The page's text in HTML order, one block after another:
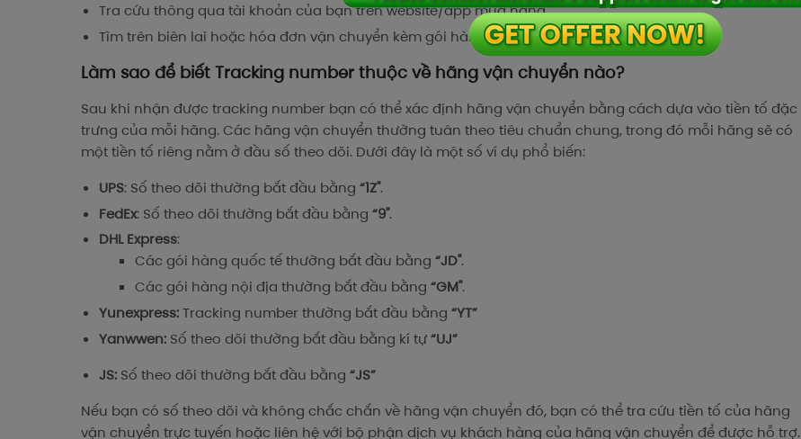
Tra cứu thông qua tài khoản của bạn trên website/app mua hàng.
Tìm trên biên lai hoặc hóa đơn vận chuyển kèm gói hàng.
Làm sao để biết Tracking number thuộc về hãng vận chuyển nào?
Sau khi nhận được tracking number bạn có thể xác định hãng vận chuyển bằng cách dựa vào tiền tố đặc
trưng của mỗi hãng. Các hãng vận chuyển thường tuân theo tiêu chuẩn chung, trong đó mỗi hãng sẽ có
một tiền tố riêng nằm ở đầu số theo dõi. Dưới đây là một số ví dụ phổ biến:
UPS: Số theo dõi thường bắt đầu bằng “1Z".
FedEx: Số theo dõi thường bắt đầu bằng “9".
DHL Express:
Các gói hàng quốc tế thường bắt đầu bằng “JD".
Các gói hàng nội địa thường bắt đầu bằng “GM".
Yunexpress:Tracking number thường bắt đầu bằng “YT”
Yanwwen: Số theo dõi thường bắt đầu bằng kí tự“UJ”
JS: Số theo dõi thường bắt đầu bằng “JS”
Nếu bạn có số theo dõi và không chắc chắn về hãng vận chuyển đó, bạn có thể tra cứu tiền tố của hãng
vận chuyển trực tuyến hoặc liên hệ với bộ phận dịch vụ khách hàng của hãng vận chuyển để được hỗ trợ.